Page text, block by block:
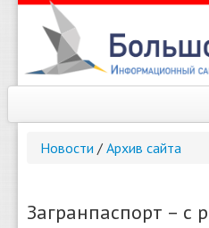
Новости / Архив сайта
Загранпаспорт – с